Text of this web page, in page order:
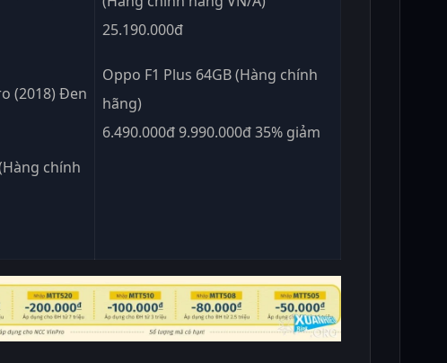
(2018) Đen
chính
25.190.000đ
Oppo F1 Plus 64GB (Hàng chính
hãng)
6.490.000đ 9.990.000đ 35% giảm